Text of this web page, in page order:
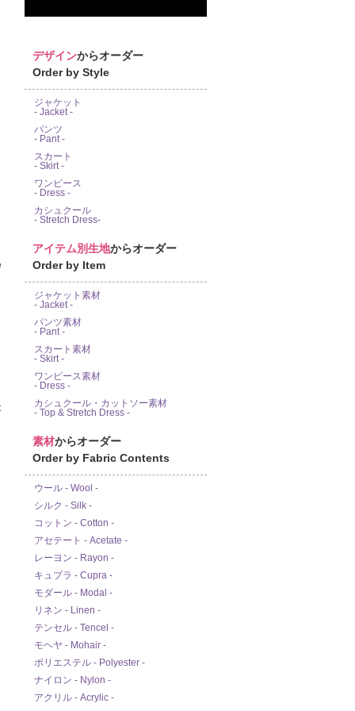
デザインからオーダー
Order by Style
ジャケット
- Jacket -
パンツ
- Pant -
スカート
- Skirt -
ワンピース
- Dress -
カシュクール
- Stretch Dress-
アイテム別生地からオーダー
Order by Item
ジャケット素材
- Jacket -
パンツ素材
- Pant -
スカート素材
- Skirt -
ワンピース素材
- Dress -
カシュクール・カットソー素材
- Top & Stretch Dress -
素材からオーダー
Order by Fabric Contents
ウール - Wool -
シルク - Silk -
コットン - Cotton -
アセテート - Acetate -
レーヨン - Rayon -
キュプラ - Cupra -
モダール - Modal -
リネン - Linen -
テンセル - Tencel -
モヘヤ - Mohair -
ポリエステル - Polyester -
ナイロン - Nylon -
アクリル - Acrylic -